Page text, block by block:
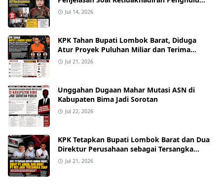
pada Akad Nikah Mualaf
Jul 14, 2026
KPK Tahan Bupati Lombok Barat, Diduga
Atur Proyek Puluhan Miliar dan Terima
Alphard hingga Uang Tunai
Jul 21, 2026
Unggahan Dugaan Mahar Mutasi ASN di
Kabupaten Bima Jadi Sorotan
Jul 22, 2026
KPK Tetapkan Bupati Lombok Barat dan Dua
Direktur Perusahaan sebagai Tersangka
Dugaan Suap Proyek
Jul 21, 2026